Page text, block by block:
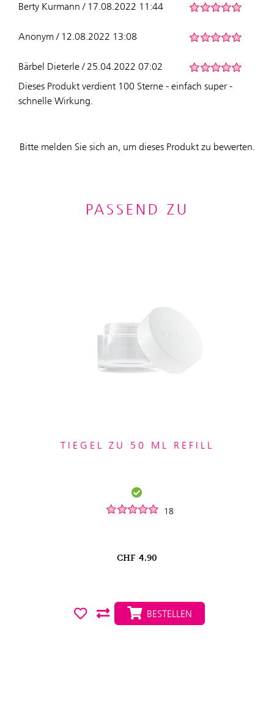
Berty Kurmann / 17.08.2022 11:44
Anonym / 12.08.2022 13:08
Bärbel Dieterle / 25.04.2022 07:02
Dieses Produkt verdient 100 Sterne - einfach super -
schnelle Wirkung.
Bitte melden Sie sich an, um dieses Produkt zu bewerten.
PASSEND ZU
TIEGEL ZU 50 ML REFILL
18
CHF 4.90
BESTELLEN